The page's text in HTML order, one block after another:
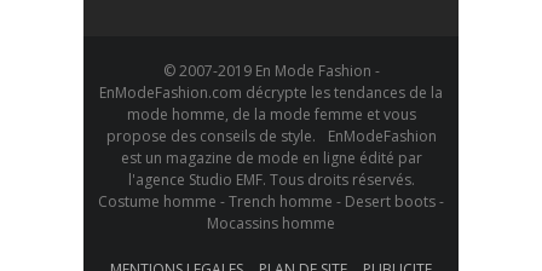
© 2007-2019 En Mode Fashion -
EnModeFashion.com décrypte les tendances de la
mode homme, de la mode femme et vous
propose des conseils de style. EnModeFashion
est un magazine de mode en ligne édité par
l'agence Studio EMF. Tous droits réservés.
Costume homme - Trench homme - Desert boots -
Mocassins homme